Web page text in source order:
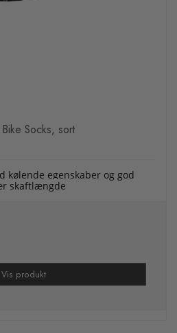
Socks, sort
kølende egenskaber og god
skaftlængde
Vis produkt